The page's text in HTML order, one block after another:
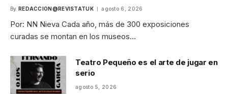
By REDACCION@REVISTATUK agosto 6, 2026
Por: NN Nieva Cada año, más de 300 exposiciones
curadas se montan en los museos…
Teatro Pequeño es el arte de jugar en
serio
agosto 5, 2026